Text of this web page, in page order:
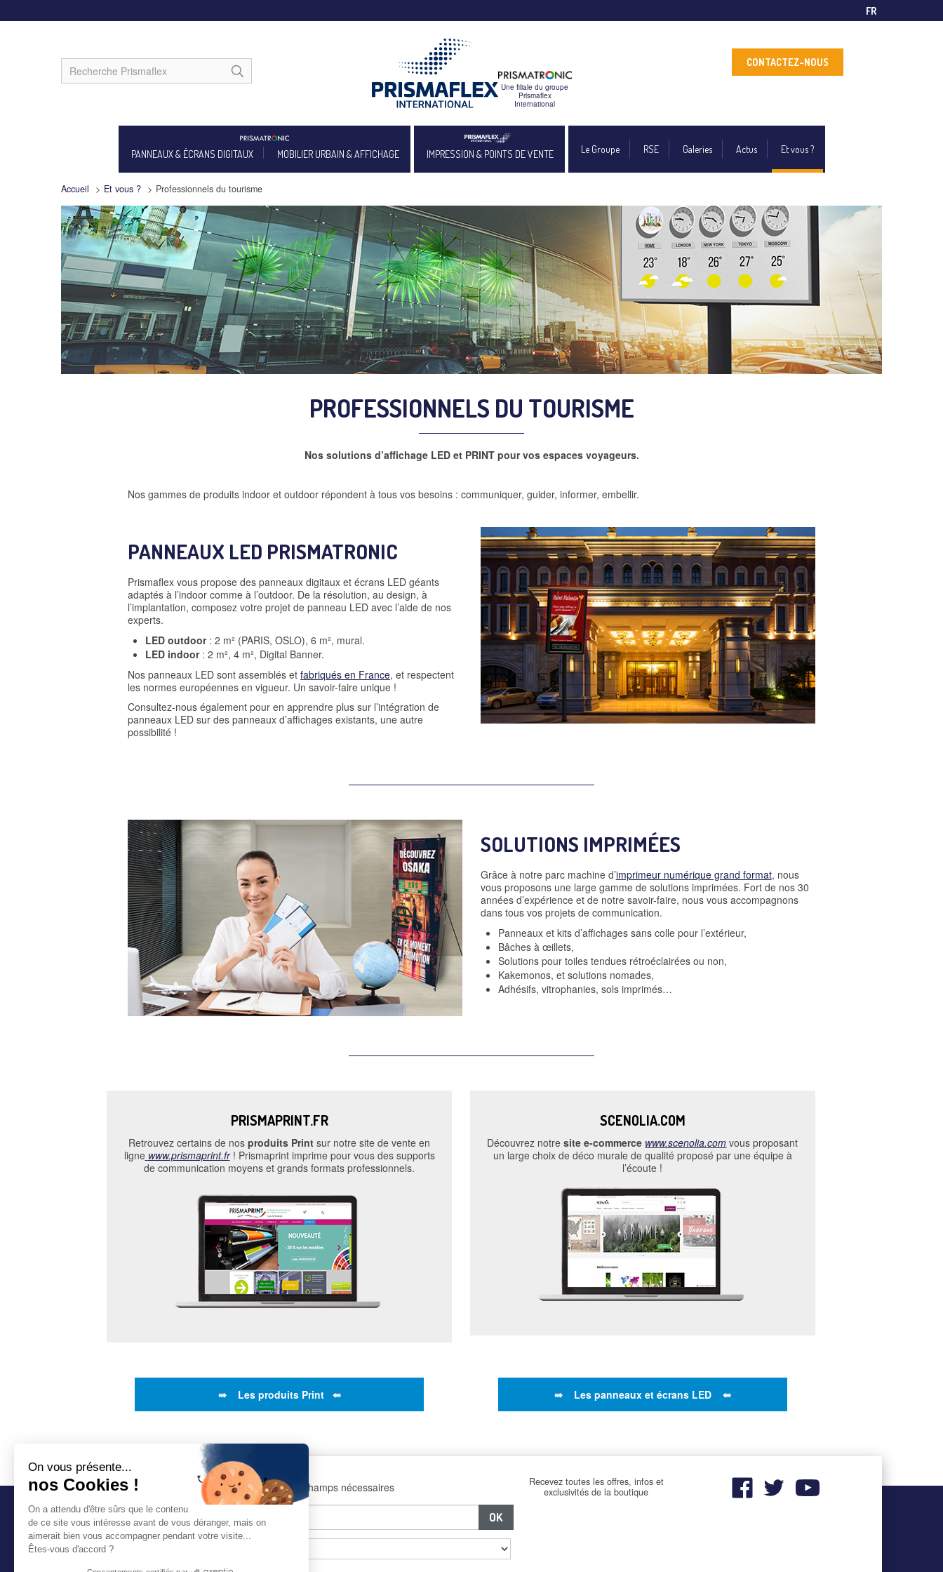
FR
CONTACTEZ-NOUS
PANNEAUX & ÉCRANS DIGITAUX MOBILIER URBAIN & AFFICHAGE IMPRESSION & POINTS DE VENTE Le Groupe RSE Galeries Actus Et vous ?
Accueil > Et vous ? > Professionnels du tourisme
PROFESSIONNELS DU TOURISME
Nos solutions d’affichage LED et PRINT pour vos espaces voyageurs.
Nos gammes de produits indoor et outdoor répondent à tous vos besoins : communiquer, guider, informer, embellir.
PANNEAUX LED PRISMATRONIC
Prismaflex vous propose des panneaux digitaux et écrans LED géants
adaptés à l’indoor comme à l’outdoor. De la résolution, au design, à
l’implantation, composez votre projet de panneau LED avec l’aide de nos
experts.
LED outdoor: 2 m² (PARIS, OSLO), 6 m², mural.
LED indoor: 2 m², 4 m², Digital Banner.
Nos panneaux LED sont assemblés et fabriqués en France, et respectent
les normes européennes en vigueur. Un savoir-faire unique !
Consultez-nous également pour en apprendre plus sur l’intégration de
panneaux LED sur des panneaux d’affichages existants, une autre
possibilité !
SOLUTIONS IMPRIMÉES
Grâce à notre parc machine d’imprimeur numérique grand format, nous
vous proposons une large gamme de solutions imprimées. Fort de nos 30
années d’expérience et de notre savoir-faire, nous vous accompagnons
dans tous vos projets de communication.
Panneaux et kits d’affichages sans colle pour l’extérieur,
Bâches à œillets,
Solutions pour toiles tendues rétroéclairées ou non,
Kakemonos, et solutions nomades,
Adhésifs, vitrophanies, sols imprimés…
PRISMAPRINT.FR
Retrouvez certains de nosproduits Print sur notre site de vente en
ligne www.prismaprint.fr! Prismaprint imprime pour vous des supports
de communication moyens et grands formats professionnels.
SCENOLIA.COM
Découvrez notresite e-commerce www.scenolia.com vous proposant
un large choix de déco murale de qualité proposé par une équipe à
l’écoute !
⇛ Les produits Print ⇚ ⇛ Les panneaux et écrans LED ⇚
NEWSLETTER «*» indique les champs nécessaires
Recevez toutes les offres, infos et
exclusivités de la boutique
–
On vous présente...
nos Cookies !
On a attendu d'être sûrs que le contenu
de ce site vous intéresse avant de vous déranger, mais on
aimerait bien vous accompagner pendant votre visite...
Êtes-vous d'accord ?